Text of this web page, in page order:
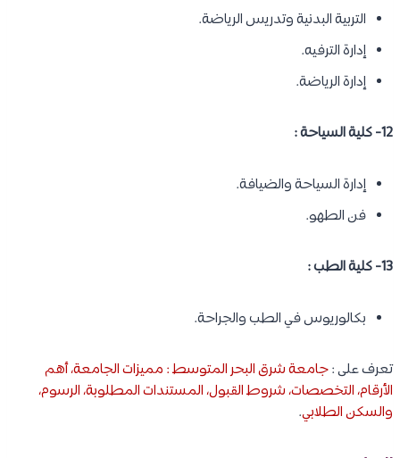
التربية البدنية وتدريس الرياضة.
إدارة الترفيه.
إدارة الرياضة.
12- كلية السياحة :
إدارة السياحة والضيافة.
فن الطهو.
13- كلية الطب :
بكالوريوس في الطب والجراحة.
تعرف على :جامعة شرق البحر المتوسط : مميزات الجامعة، أهم
الأرقام، التخصصات، شروط القبول، المستندات المطلوبة، الرسوم،
والسكن الطلابي.